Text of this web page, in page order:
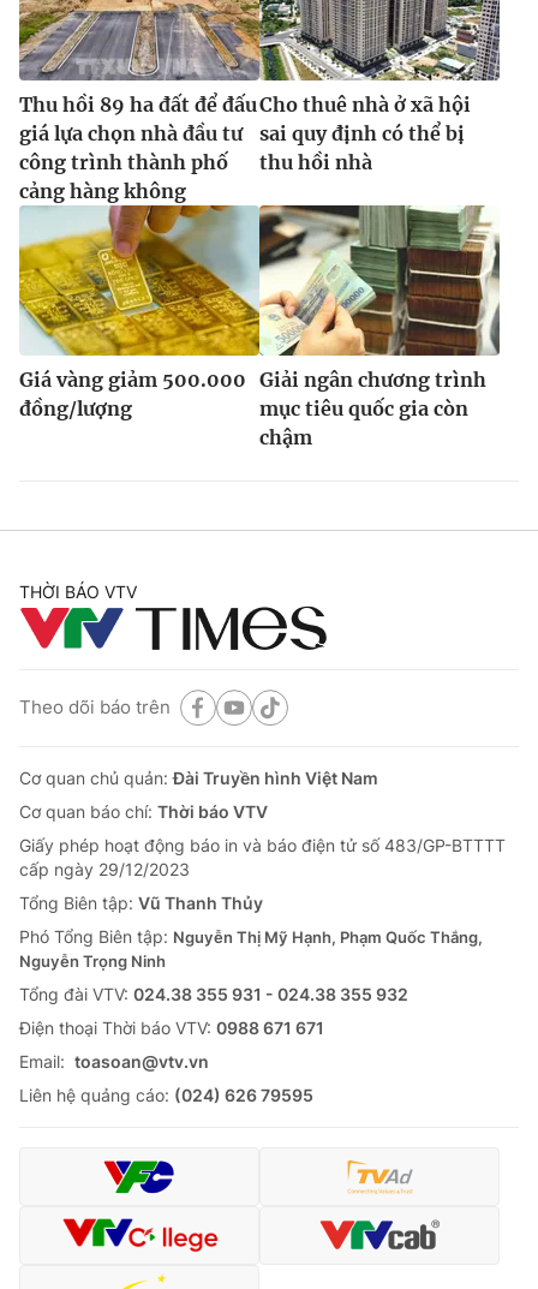
Thu hồi 89 ha đất để đấu
giá lựa chọn nhà đầu tư
công trình thành phố
cảng hàng không
Cho thuê nhà ở xã hội
sai quy định có thể bị
thu hồi nhà
Giá vàng giảm 500.000
đồng/lượng
Giải ngân chương trình
mục tiêu quốc gia còn
chậm
THỜI BÁO VTV
Theo dõi báo trên
Cơ quan chủ quản:Đài Truyền hình Việt Nam
Cơ quan báo chí: Thời báo VTV
Giấy phép hoạt động báo in và báo điện tử số 483/GP-BTTTT
cấp ngày 29/12/2023
Tổng Biên tập: Vũ Thanh Thủy
Phó Tổng Biên tập: Nguyễn Thị Mỹ Hạnh, Phạm Quốc Thắng,
Nguyễn Trọng Ninh
Tổng đài VTV: 024.38 355 931 - 024.38 355 932
Ðiện thoại Thời báo VTV: 0988 671 671
Email: toasoan@vtv.vn
Liên hệ quảng cáo: (024) 626 79595